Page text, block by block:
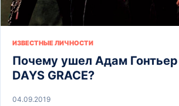
ИЗВЕСТНЫЕ ЛИЧНОСТИ
Почему ушел Адам Гонтьер
DAYS GRACE?
04.09.2019